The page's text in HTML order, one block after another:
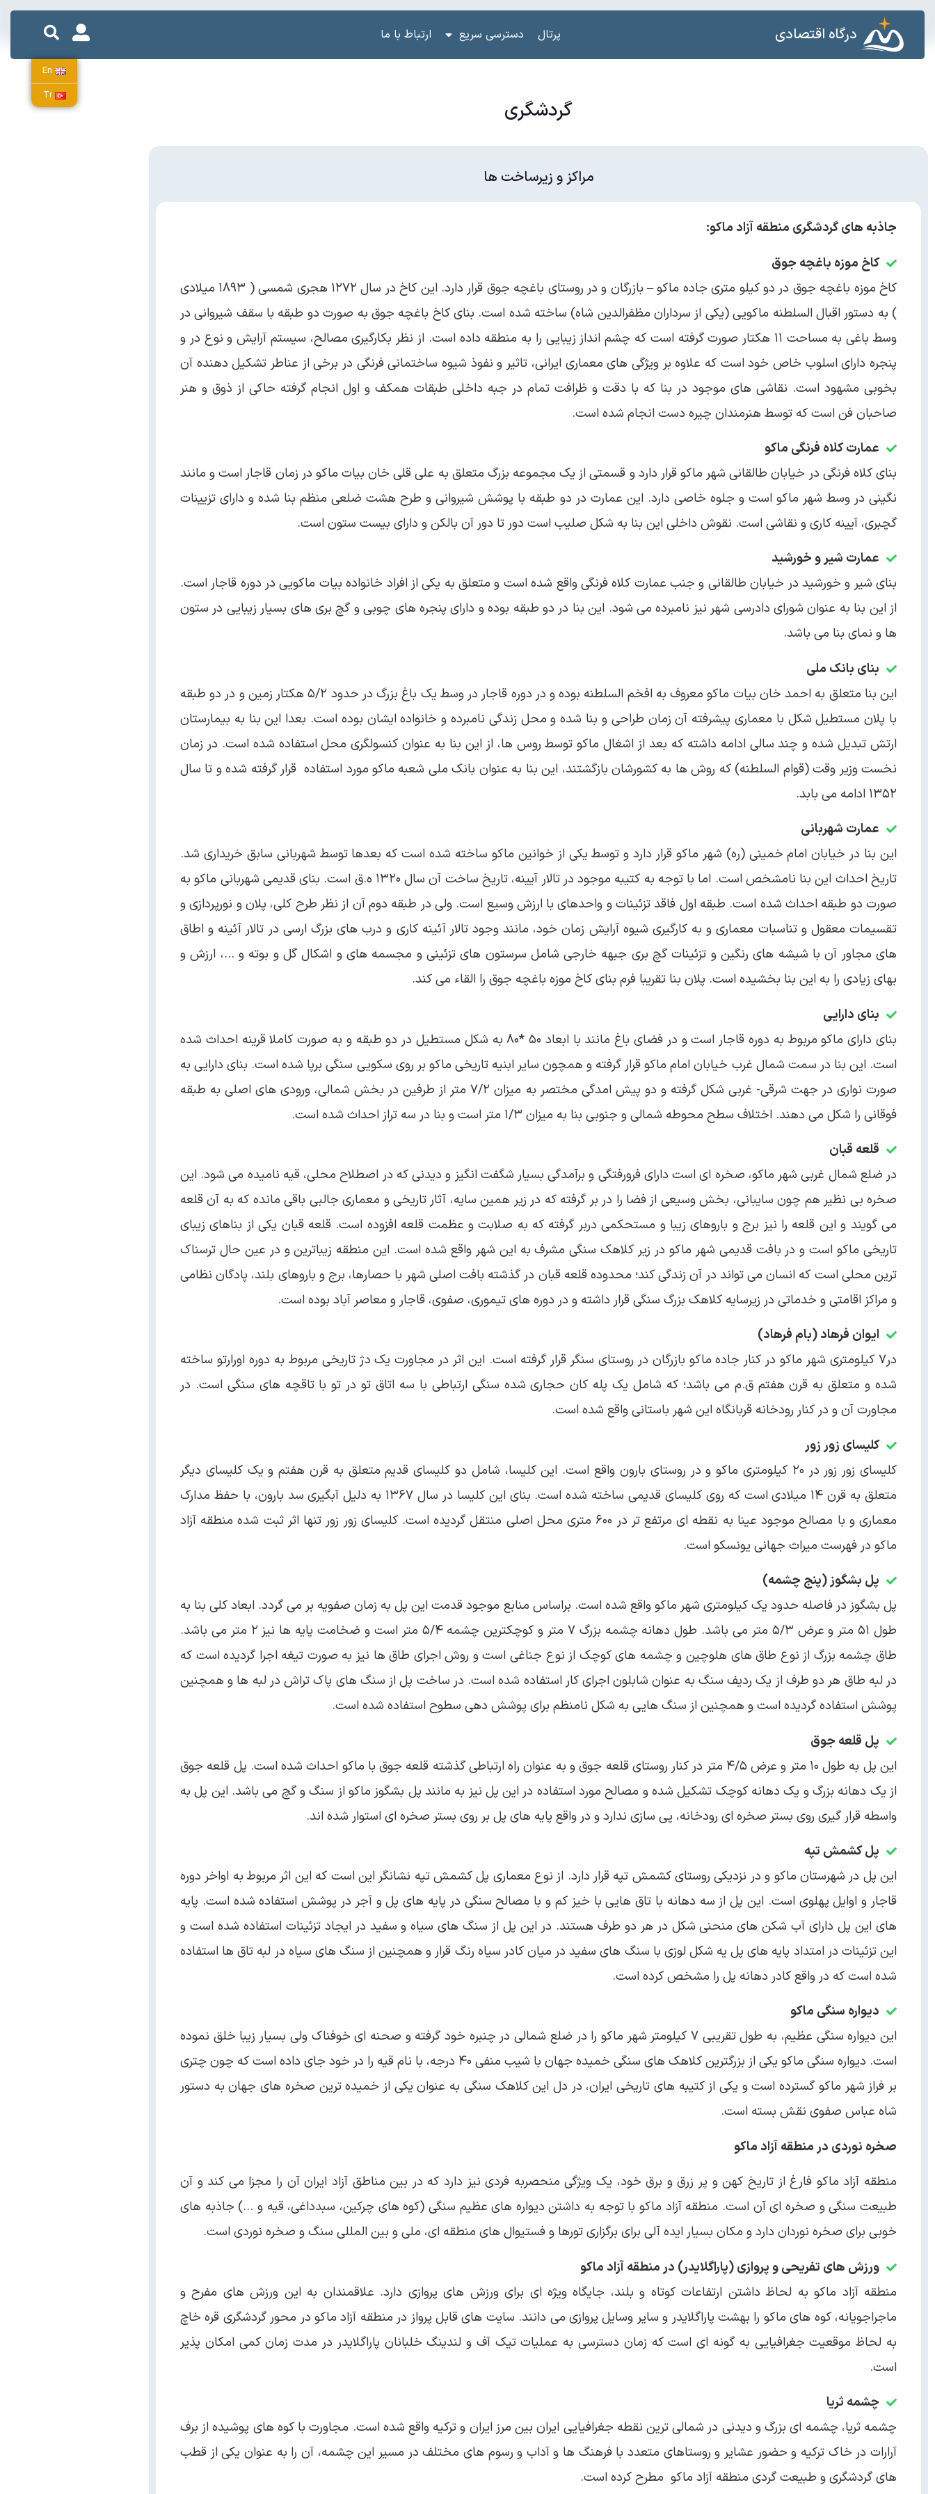
درگاه اقتصادی پرتال دسترسی سریع ارتباط با ما
En
Tr
گردشگری
مراکز و زیرساخت ها
جاذبه های گردشگری منطقه آزاد ماکو:
کاخ موزه باغچه جوق
کاخ موزه باغچه جوق در دو کیلو متری جاده ماکو – بازرگان و در روستای باغچه جوق قرار دارد. این کاخ در سال ۱۲۷۲ هجری شمسی ( ۱۸۹۳ میلادی
) به دستور اقبال السلطنه ماکویی (یکی از سرداران مظفرالدین شاه) ساخته شده است. بنای کاخ باغچه جوق به صورت دو طبقه با سقف شیروانی در
وسط باغی به مساحت ۱۱ هکتار صورت گرفته است که چشم انداز زیبایی را به منطقه داده است. از نظر بکارگیری مصالح، سیستم آرایش و نوع در و
پنجره دارای اسلوب خاص خود است که علاوه بر ویژگی های معماری ایرانی، تاثیر و نفوذ شیوه ساختمانی فرنگی در برخی از عناطر تشکیل دهنده آن
بخوبی مشهود است. نقاشی های موجود در بنا که با دقت و ظرافت تمام در جبه داخلی طبقات همکف و اول انجام گرفته حاکی از ذوق و هنر
صاحبان فن است که توسط هنرمندان چیره دست انجام شده است.
عمارت کلاه فرنگی ماکو
بنای کلاه فرنگی در خیابان طالقانی شهر ماکو قرار دارد و قسمتی از یک مجموعه بزرگ متعلق به علی قلی خان بیات ماکو در زمان قاجار است و مانند
نگینی در وسط شهر ماکو است و جلوه خاصی دارد. این عمارت در دو طبقه با پوشش شیروانی و طرح هشت ضلعی منظم بنا شده و دارای تزیینات
گچبری، آیینه کاری و نقاشی است. نقوش داخلی این بنا به شکل صلیب است دور تا دور آن بالکن و دارای بیست ستون است.
عمارت شیر و خورشید
بنای شیر و خورشید در خیابان طالقانی و جنب عمارت کلاه فرنگی واقع شده است و متعلق به یکی از افراد خانواده بیات ماکویی در دوره قاجار است.
از این بنا به عنوان شورای دادرسی شهر نیز نامبرده می شود. این بنا در دو طبقه بوده و دارای پنجره های چوبی و گچ بری های بسیار زیبایی در ستون
ها و نمای بنا می باشد.
بنای بانک ملی
این بنا متعلق به احمد خان بیات ماکو معروف به افخم السلطنه بوده و در دوره قاجار در وسط یک باغ بزرگ در حدود ۵/۲ هکتار زمین و در دو طبقه
با پلان مستطیل شکل با معماری پیشرفته آن زمان طراحی و بنا شده و محل زندگی نامبرده و خانواده ایشان بوده است. بعدا این بنا به بیمارستان
ارتش تبدیل شده و چند سالی ادامه داشته که بعد از اشغال ماکو توسط روس ها، از این بنا به عنوان کنسولگری محل استفاده شده است. در زمان
نخست وزیر وقت (قوام السلطنه) که روش ها به کشورشان بازگشتند، این بنا به عنوان بانک ملی شعبه ماکو مورد استفاده قرار گرفته شده و تا سال
۱۳۵۲ ادامه می بابد.
عمارت شهربانی
این بنا در خیابان امام خمینی (ره) شهر ماکو قرار دارد و توسط یکی از خوانین ماکو ساخته شده است که بعدها توسط شهربانی سابق خریداری شد.
تاریخ احداث این بنا نامشخص است. اما با توجه به کتیبه موجود در تالار آیینه، تاریخ ساخت آن سال ۱۳۲۰ ه.ق است. بنای قدیمی شهربانی ماکو به
صورت دو طبقه احداث شده است. طبقه اول فاقد تزئینات و واحدهای با ارزش وسیع است. ولی در طبقه دوم آن از نظر طرح کلی، پلان و نورپردازی و
تقسیمات معقول و تناسبات معماری و به کارگیری شیوه آرایش زمان خود، مانند وجود تالار آئینه کاری و درب های بزرگ ارسی در تالار آئینه و اطاق
های مجاور آن با شیشه های رنگین و تزئینات گچ بری جبهه خارجی شامل سرستون های تزئینی و مجسمه های و اشکال گل و بوته و …، ارزش و
بهای زیادی را به این بنا بخشیده است. پلان بنا تقریبا فرم بنای کاخ موزه باغچه جوق را القاء می کند.
بنای دارایی
بنای دارای ماکو مربوط به دوره قاجار است و در فضای باغ مانند با ابعاد ۵۰ *۸۰ به شکل مستطیل در دو طبقه و به صورت کاملا قرینه احداث شده
است. این بنا در سمت شمال غرب خیابان امام ماکو قرار گرفته و همچون سایر ابنیه تاریخی ماکو بر روی سکویی سنگی برپا شده است. بنای دارایی به
صورت نواری در جهت شرقی- غربی شکل گرفته و دو پیش امدگی مختصر به میزان ۷/۲ متر از طرفین در بخش شمالی، ورودی های اصلی به طبقه
فوقانی را شکل می دهند. اختلاف سطح محوطه شمالی و جنوبی بنا به میزان ۱/۳ متر است و بنا در سه تراز احداث شده است.
قلعه قبان
در ضلع شمال غربی شهر ماکو، صخره ای است دارای فرورفتگی و برآمدگی بسیار شگفت انگیز و دیدنی که در اصطلاح محلی، قیه نامیده می شود. این
صخره بی نظیر هم چون سایبانی، بخش وسیعی از فضا را در بر گرفته که در زیر همین سایه، آثار تاریخی و معماری جالبی باقی مانده که به آن قلعه
می گویند و این قلعه را نیز برج و باروهای زیبا و مستحکمی دربر گرفته که به صلابت و عظمت قلعه افزوده است. قلعه قبان یکی از بناهای زیبای
تاریخی ماکو است و در بافت قدیمی شهر ماکو در زیر کلاهک سنگی مشرف به این شهر واقع شده است. این منطقه زیباترین و در عین حال ترسناک
ترین محلی است که انسان می تواند در آن زندگی کند؛ محدوده قلعه قبان در گذشته بافت اصلی شهر با حصارها، برج و باروهای بلند، پادگان نظامی
و مراکز اقامتی و خدماتی در زیرسایه کلاهک بزرگ سنگی قرار داشته و در دوره های تیموری، صفوی، قاجار و معاصر آباد بوده است.
ایوان فرهاد (بام فرهاد)
در۷ کیلومتری شهر ماکو در کنار جاده ماکو بازرگان در روستای سنگر قرار گرفته است. این اثر در مجاورت یک دژ تاریخی مربوط به دوره اورارتو ساخته
شده و متعلق به قرن هفتم ق.م می باشد؛ که شامل یک پله کان حجاری شده سنگی ارتباطی با سه اتاق تو در تو با تاقچه های سنگی است. در
مجاورت آن و در کنار رودخانه قربانگاه این شهر باستانی واقع شده است.
کلیسای زور زور
کلیسای زور زور در ۲۰ کیلومتری ماکو و در روستای بارون واقع است. این کلیسا، شامل دو کلیسای قدیم متعلق به قرن هفتم و یک کلیسای دیگر
متعلق به قرن ۱۴ میلادی است که روی کلیسای قدیمی ساخته شده است. بنای این کلیسا در سال ۱۳۶۷ به دلیل آبگیری سد بارون، با حفظ مدارک
معماری و با مصالح موجود عینا به نقطه ای مرتفع تر در ۶۰۰ متری محل اصلی منتقل گردیده است. کلیسای زور زور تنها اثر ثبت شده منطقه آزاد
ماکو در فهرست میراث جهانی یونسکو است.
پل بشگوز (پنج چشمه)
پل بشگوز در فاصله حدود یک کیلومتری شهر ماکو واقع شده است. براساس منابع موجود قدمت این پل به زمان صفویه بر می گردد. ابعاد کلی بنا به
طول ۵۱ متر و عرض ۵/۳ متر می باشد. طول دهانه چشمه بزرگ ۷ متر و کوچکترین چشمه ۵/۴ متر است و ضخامت پایه ها نیز ۲ متر می باشد.
طاق چشمه بزرگ از نوع طاق های هلوچین و چشمه های کوچک از نوع جناغی است و روش اجرای طاق ها نیز به صورت تیغه اجرا گردیده است که
در لبه طاق هر دو طرف از یک ردیف سنگ به عنوان شابلون اجرای کار استفاده شده است. در ساخت پل از سنگ های پاک تراش در لبه ها و همچنین
پوشش استفاده گردیده است و همچنین از سنگ هایی به شکل نامنظم برای پوشش دهی سطوح استفاده شده است.
پل قلعه جوق
این پل به طول ۱۰ متر و عرض ۴/۵ متر در کنار روستای قلعه جوق و به عنوان راه ارتباطی گذشته قلعه جوق با ماکو احداث شده است. پل قلعه جوق
از یک دهانه بزرگ و یک دهانه کوچک تشکیل شده و مصالح مورد استفاده در این پل نیز به مانند پل بشگوز ماکو از سنگ و گچ می باشد. این پل به
واسطه قرار گیری روی بستر صخره ای رودخانه، پی سازی ندارد و در واقع پایه های پل بر روی بستر صخره ای استوار شده اند.
پل کشمش تپه
این پل در شهرستان ماکو و در نزدیکی روستای کشمش تپه قرار دارد. از نوع معماری پل کشمش تپه نشانگر این است که این اثر مربوط به اواخر دوره
قاجار و اوایل پهلوی است. این پل از سه دهانه با تاق هایی با خیز کم و با مصالح سنگی در پایه های پل و آجر در پوشش استفاده شده است. پایه
های این پل دارای آب شکن های منحنی شکل در هر دو طرف هستند. در این پل از سنگ های سیاه و سفید در ایجاد تزئینات استفاده شده است و
این تزئینات در امتداد پایه های پل یه شکل لوزی با سنگ های سفید در میان کادر سیاه رنگ قرار و همچنین از سنگ های سیاه در لبه تاق ها استفاده
شده است که در واقع کادر دهانه پل را مشخص کرده است.
دیواره سنگی ماکو
این دیواره سنگی عظیم، به طول تقریبی ۷ کیلومتر شهر ماکو را در ضلع شمالی در چنبره خود گرفته و صحنه ای خوفناک ولی بسیار زیبا خلق نموده
است. دیواره سنگی ماکو یکی از بزرگترین کلاهک های سنگی خمیده جهان با شیب منفی ۴۰ درجه، با نام قیه را در خود جای داده است که چون چتری
بر فراز شهر ماکو گسترده است و یکی از کتیبه های تاریخی ایران، در دل این کلاهک سنگی به عنوان یکی از خمیده ترین صخره های جهان به دستور
شاه عباس صفوی نقش بسته است.
صخره نوردی در منطقه آزاد ماکو
منطقه آزاد ماکو فارغ از تاریخ کهن و پر زرق و برق خود، یک ویژگی منحصربه فردی نیز دارد که در بین مناطق آزاد ایران آن را مجزا می کند و آن
طبیعت سنگی و صخره ای آن است. منطقه آزاد ماکو با توجه به داشتن دیواره های عظیم سنگی (کوه های چرکین، سبدداغی، قیه و …) جاذبه های
خوبی برای صخره نوردان دارد و مکان بسیار ایده آلی برای برگزاری تورها و فستیوال های منطقه ای، ملی و بین المللی سنگ و صخره نوردی است.
ورزش های تفریحی و پروازی (پاراگلایدر) در منطقه آزاد ماکو
منطقه آزاد ماکو به لحاظ داشتن ارتفاعات کوتاه و بلند، جایگاه ویژه ای برای ورزش های پروازی دارد. علاقمندان به این ورزش های مفرح و
ماجراجویانه، کوه های ماکو را بهشت پاراگلایدر و سایر وسایل پروازی می دانند. سایت های قابل پرواز در منطقه آزاد ماکو در محور گردشگری قره خاچ
به لحاظ موقعیت جغرافیایی به گونه ای است که زمان دسترسی به عملیات تیک آف و لندینگ خلبانان پاراگلایدر در مدت زمان کمی امکان پذیر
است.
چشمه ثریا
چشمه ثریا، چشمه ای بزرگ و دیدنی در شمالی ترین نقطه جغرافیایی ایران بین مرز ایران و ترکیه واقع شده است. مجاورت با کوه های پوشیده از برف
آرارات در خاک ترکیه و حضور عشایر و روستاهای متعدد با فرهنگ ها و آداب و رسوم های مختلف در مسیر این چشمه، آن را به عنوان یکی از قطب
های گردشگری و طبیعت گردی منطقه آزاد ماکو مطرح کرده است.